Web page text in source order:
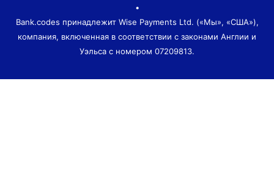
•
Bank.codes принадлежит Wise Payments Ltd. («Мы», «США»),
компания, включенная в соответствии с законами Англии и
Уэльса с номером 07209813.